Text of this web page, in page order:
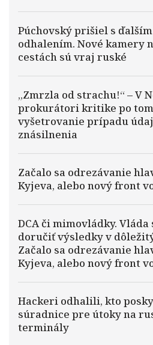
Púchovský prišiel s
odhalením. Nové kamery
cestách sú vraj ruské
„Zmrzla od strachu!“ – V
prokurátori kritike po
vyšetrovanie prípadu
znásilnenia
Začalo sa odrezávanie
Kyjeva, alebo nový front
DCA či mimovládky.
doručiť výsledky v
Začalo sa odrezávanie
Kyjeva, alebo nový front
Hackeri odhalili, kto
súradnice pre útoky na
terminály